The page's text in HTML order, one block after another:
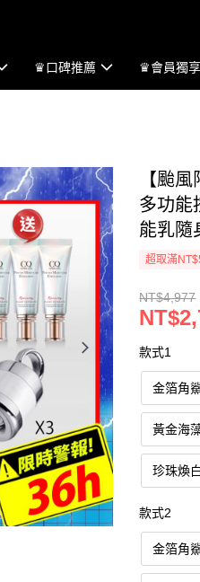
♛口碑推薦 ♛會員獨
【颱
多功能
能乳隨
超取滿
NT$4,977
款式1
金箔角
黃金海
珍珠煥
款式2
金箔角